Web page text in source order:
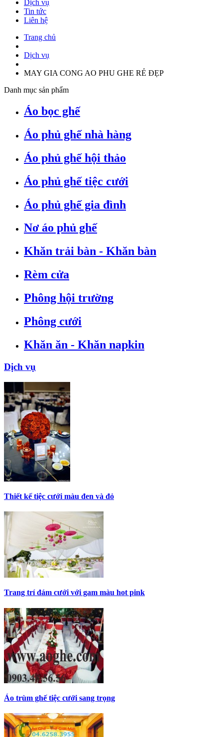
Dịch vụ
Tin tức
Liên hệ
Trang chủ
Dịch vụ
MAY GIA CONG AO PHU GHE RẺ ĐẸP
Danh mục sản phẩm
Áo bọc ghế
Áo phủ ghế nhà hàng
Áo phủ ghế hội thảo
Áo phủ ghế tiệc cưới
Áo phủ ghế gia đình
Nơ áo phủ ghế
Khăn trải bàn - Khăn bàn
Rèm cửa
Phông hội trường
Phông cưới
Khăn ăn - Khăn napkin
Dịch vụ
Thiết kế tiệc cưới màu đen và đỏ
Trang trí đám cưới với gam màu hot pink
Áo trùm ghế tiệc cưới sang trọng